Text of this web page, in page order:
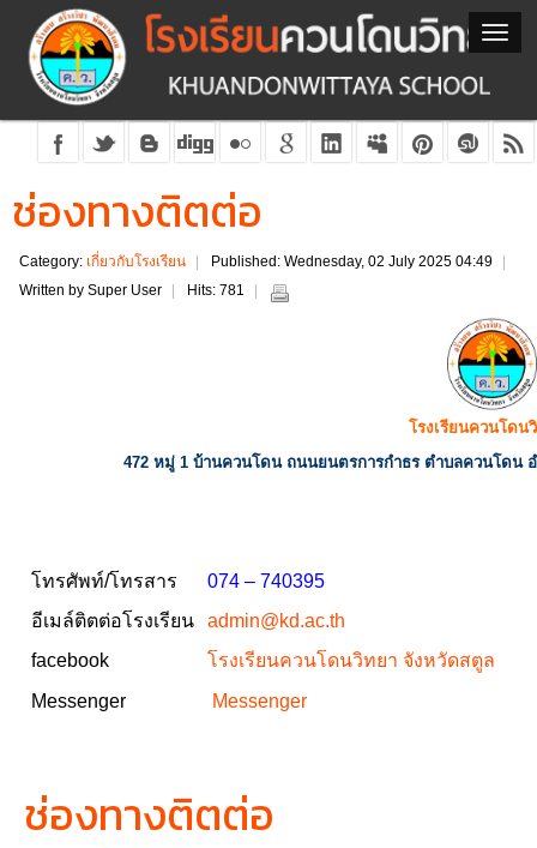
ช่องทางติตต่อ
Category: เกี่ยวกับโรงเรียน
Published: Wednesday, 02 July 2025 04:49
Written by Super User
Hits: 781
โรงเรียนควนโด
472 หมู่ 1 บ้านควนโดน ถนนยนตรการกำธร ตำบลควนโดน
โทรศัพท์/โทรสาร
074 – 740395
อีเมล์ติตต่อโรงเรียน
admin@kd.ac.th
facebook
โรงเรียนควนโดนวิทยา จังหวัดสตูล
Messenger
Messenger
ช่องทางติตต่อ